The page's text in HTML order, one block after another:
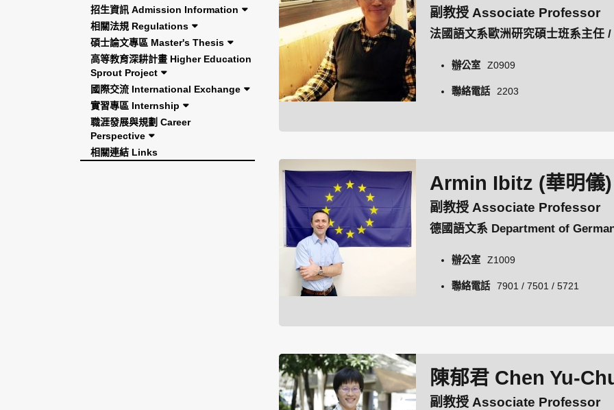
招生資訊 Admission Information
相關法規 Regulations
碩士論文專區 Master's Thesis
高等教育深耕計畫 Higher Education
Sprout Project
國際交流 International Exchange
實習專區 Internship
職涯發展與規劃 Career
Perspective
相關連結 Links
副教授 Associate Professor
法國語文系歐洲研究碩士班系主任
辦公室 Z0909
聯絡電話 2203
Armin Ibitz (華明儀)
副教授 Associate Professor
德國語文系 Department of
辦公室 Z1009
聯絡電話 7901 / 7501 / 5721
陳郁君 Chen Yu-
副教授 Associate Professor